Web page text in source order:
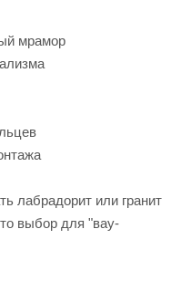
мрамор
лабрадорит или гранит
выбор для "вау-